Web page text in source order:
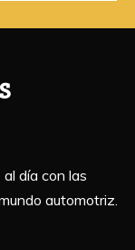
día con las
automotriz.